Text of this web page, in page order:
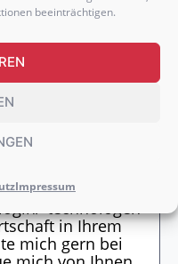
beeinträchtigen.
Impressum